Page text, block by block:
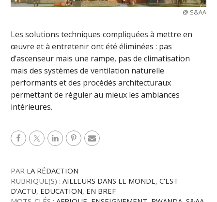
@ S&AA
Les solutions techniques compliquées à mettre en
œuvre et à entretenir ont été éliminées : pas
d’ascenseur mais une rampe, pas de climatisation
mais des systèmes de ventilation naturelle
performants et des procédés architecturaux
permettant de réguler au mieux les ambiances
intérieures.
PAR LA RÉDACTION
RUBRIQUE(S) :AILLEURS DANS LE MONDE,C'EST
D'ACTU, EDUCATION, EN BREF